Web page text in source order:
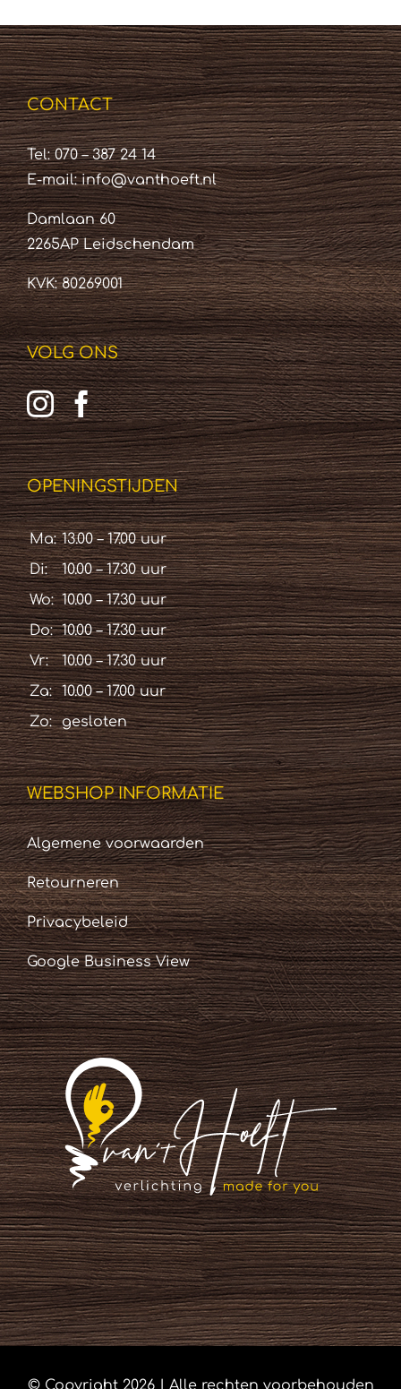
CONTACT
Tel: 070 – 387 24 14
E-mail:info@vanthoeft.nl
Damlaan 60
2265AP Leidschendam
KVK: 80269001
VOLG ONS
OPENINGSTIJDEN
Ma: 13.00 – 17.00 uur
Di:
10.00 – 17.30 uur
Wo: 10.00 – 17.30 uur
Do: 10.00 – 17.30 uur
Vr:
10.00 – 17.30 uur
Za:
10.00 – 17.00 uur
Zo:
gesloten
WEBSHOP INFORMATIE
Algemene voorwaarden
Retourneren
Privacybeleid
Google Business View
© Copyright 2026 | Alle rechten voorbehouden